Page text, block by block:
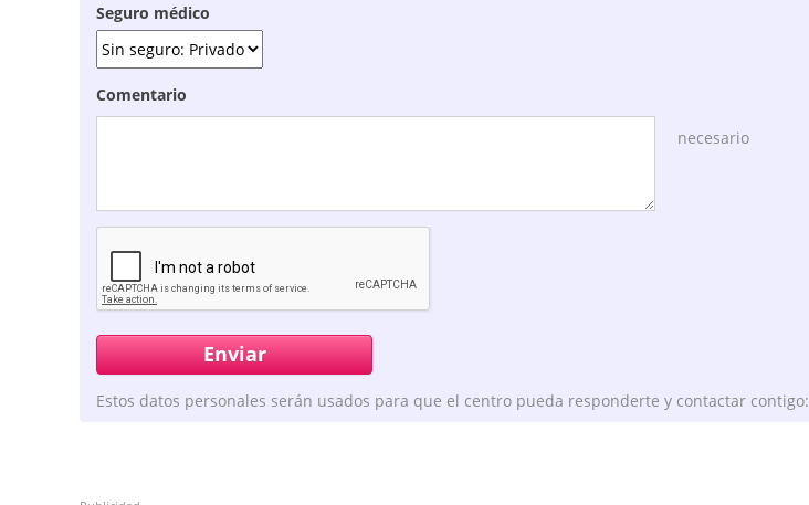
Seguro médico
Comentario
necesario
Estos datos personales serán usados para que el centro pueda responderte y contactar contigo: